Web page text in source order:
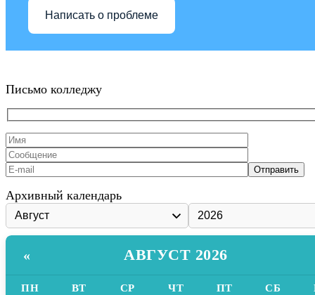
Написать о проблеме
Письмо колледжу
Архивный календарь
« АВГУСТ 2026
ПН ВТ СР ЧТ ПТ СБ